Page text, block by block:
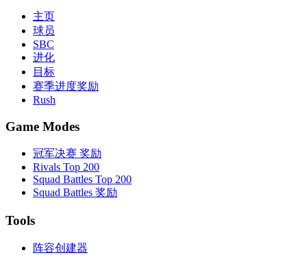
主页
球员
SBC
进化
目标
赛季进度奖励
Rush
Game Modes
冠军决赛 奖励
Rivals Top 200
Squad Battles Top 200
Squad Battles 奖励
Tools
阵容创建器